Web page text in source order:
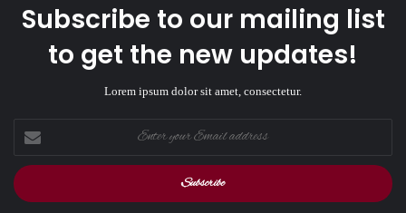
Subscribe to our mailing list
to get the new updates!
Lorem ipsum dolor sit amet, consectetur.
your
Email
address